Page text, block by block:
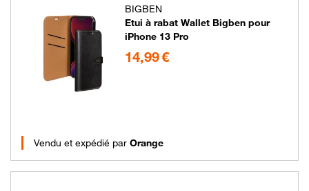
BIGBEN
Etui à rabat Wallet Bigben pour
iPhone 13 Pro
14,99 €
Vendu et expédié par Orange